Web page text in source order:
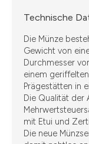
Technische
Die Münze
Gewicht von
Durchmesser
einem
Prägestätten in
Die Qualität der
mit Etui und
Die neue